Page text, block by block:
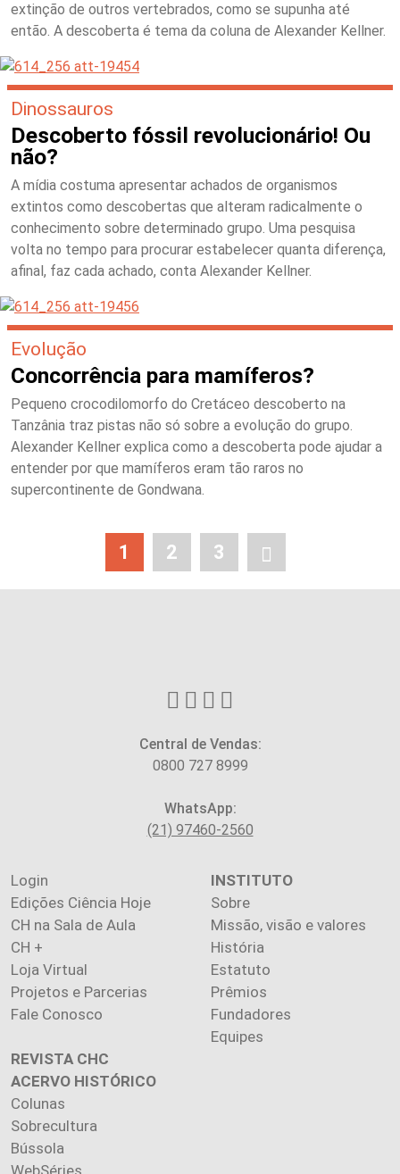
extinção de outros vertebrados, como se supunha até
então. A descoberta é tema da coluna de Alexander Kellner.
Dinossauros
Descoberto fóssil revolucionário! Ou
não?
A mídia costuma apresentar achados de organismos
extintos como descobertas que alteram radicalmente o
conhecimento sobre determinado grupo. Uma pesquisa
volta no tempo para procurar estabelecer quanta diferença,
afinal, faz cada achado, conta Alexander Kellner.
Evolução
Concorrência para mamíferos?
Pequeno crocodilomorfo do Cretáceo descoberto na
Tanzânia traz pistas não só sobre a evolução do grupo.
Alexander Kellner explica como a descoberta pode ajudar a
entender por que mamíferos eram tão raros no
supercontinente de Gondwana.
1 2 3
Central de Vendas:
0800 727 8999
WhatsApp:
(21) 97460-2560
Login
Edições Ciência Hoje
CH na Sala de Aula
CH +
Loja Virtual
Projetos e Parcerias
Fale Conosco
INSTITUTO
Sobre
Missão, visão e valores
História
Estatuto
Prêmios
Fundadores
Equipes
REVISTA CHC
ACERVO HISTÓRICO
Colunas
Sobrecultura
Bússola
WebSéries